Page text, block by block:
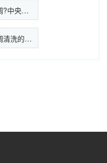
为什么要清洗中央空调?中央空调…
大型厂房车间中央空调清洗的原因